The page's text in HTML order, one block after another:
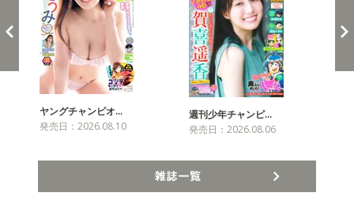
ヤングチャンピオ…
発売日：2026.08.10
週刊少年チャンピ…
発売日：2026.08.06